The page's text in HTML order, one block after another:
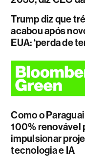
Trump diz que
acabou após
EUA: ‘perda de
Como o
100% renovável
impulsionar
tecnologia e IA